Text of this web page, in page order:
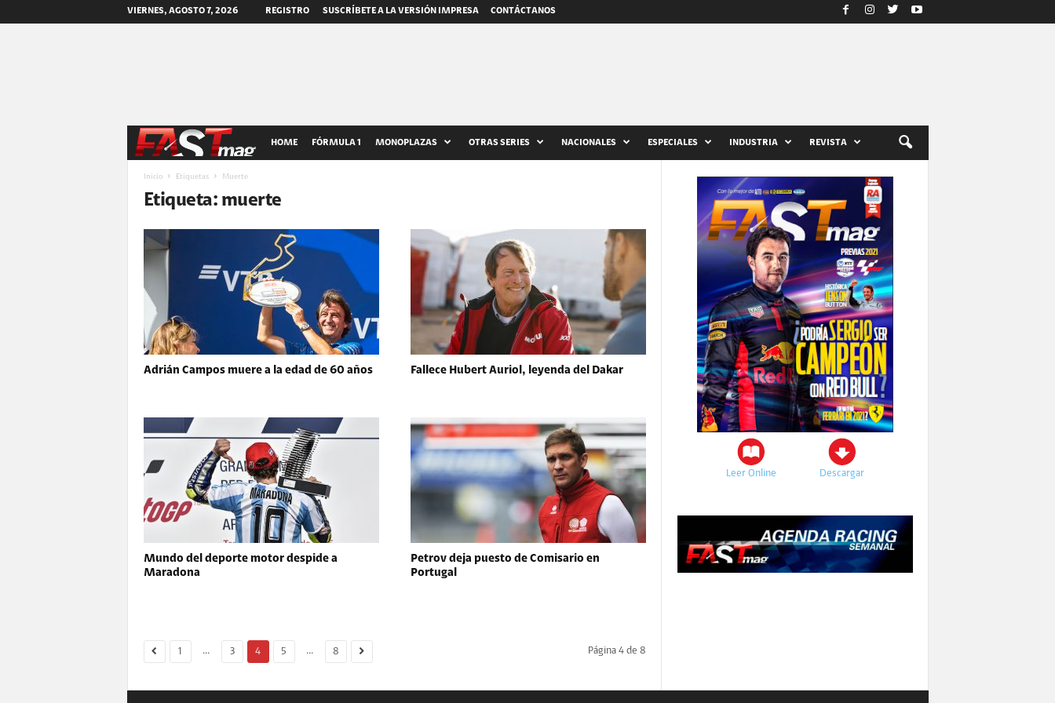
VIERNES, AGOSTO 7, 2026 REGISTRO SUSCRÍBETE A LA VERSIÓN IMPRESA CONTÁCTANOS
m
a
g
HOME FÓRMULA 1 MONOPLAZAS OTRAS SERIES NACIONALES ESPECIALES INDUSTRIA REVISTA
Inicio Etiquetas Muerte
Etiqueta: muerte
Adrián Campos muere a la edad de 60 años Fallece Hubert Auriol, leyenda del Dakar
Mundo del deporte motor despide a
Maradona
Petrov deja puesto de Comisario en
Portugal
1 ... 3 4 5 ... 8 Página 4 de 8
Leer Online Descargar